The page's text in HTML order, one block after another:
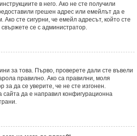
в него. Ако не сте получили
грешен адрес или емейлът да е
Ако сте сигурни, че емейл адресът, който сте
се с администратор.
за това. Първо, проверете дали сте въвели
правилно. Ако са правилни, моля
за да се уверите, че не сте изгонен.
сайта да е направил конфигурационна